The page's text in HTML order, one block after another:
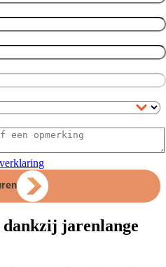
dankzij jarenlange